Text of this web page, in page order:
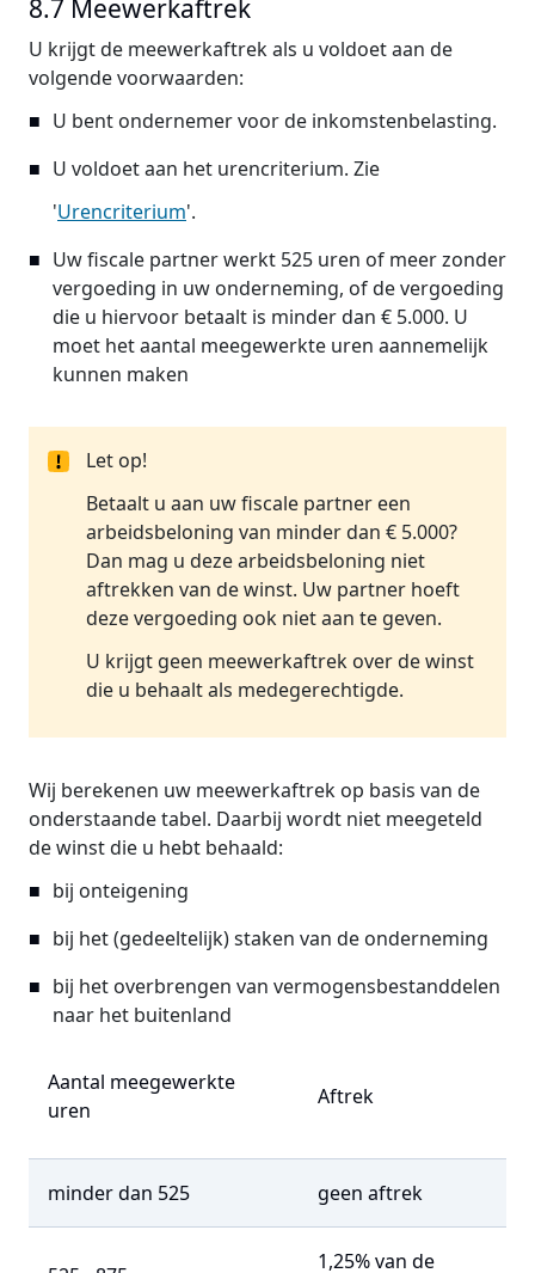
8.7 Meewerkaftrek
U krijgt de meewerkaftrek als u voldoet aan de
volgende voorwaarden:
U bent ondernemer voor de inkomstenbelasting.
U voldoet aan het urencriterium. Zie
'Urencriterium'.
Uw fiscale partner werkt 525 uren of meer zonder
vergoeding in uw onderneming, of de vergoeding
die u hiervoor betaalt is minder dan € 5.000. U
moet het aantal meegewerkte uren aannemelijk
kunnen maken
Let op!
Betaalt u aan uw fiscale partner een
arbeidsbeloning van minder dan € 5.000?
Dan mag u deze arbeidsbeloning niet
aftrekken van de winst. Uw partner hoeft
deze vergoeding ook niet aan te geven.
U krijgt geen meewerkaftrek over de winst
die u behaalt als medegerechtigde.
Wij berekenen uw meewerkaftrek op basis van de
onderstaande tabel. Daarbij wordt niet meegeteld
de winst die u hebt behaald:
bij onteigening
bij het (gedeeltelijk) staken van de onderneming
bij het overbrengen van vermogensbestanddelen
naar het buitenland
Aantal meegewerkte
uren
Aftrek
minder dan 525 geen aftrek
1,25% van de